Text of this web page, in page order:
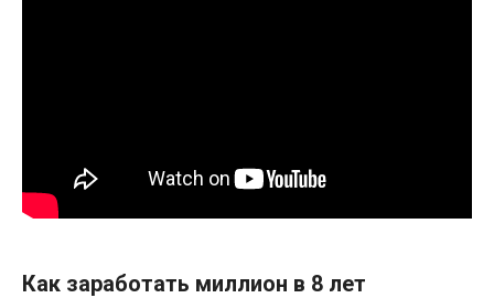
Как заработать миллион в 8 лет